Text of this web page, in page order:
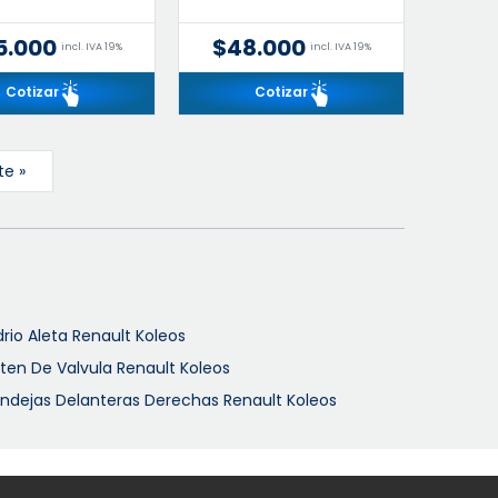
incl. IVA 19%
Cotizar
$48.000 incl. IVA 19%
Cotizar
»
Aleta Renault Koleos
De Valvula Renault Koleos
Delanteras Derechas Renault Koleos